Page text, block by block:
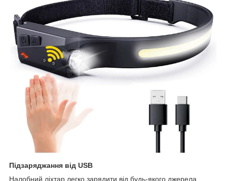
Підзаряджання від USB
Налобний ліхтар легко зарядити від будь-якого джерела